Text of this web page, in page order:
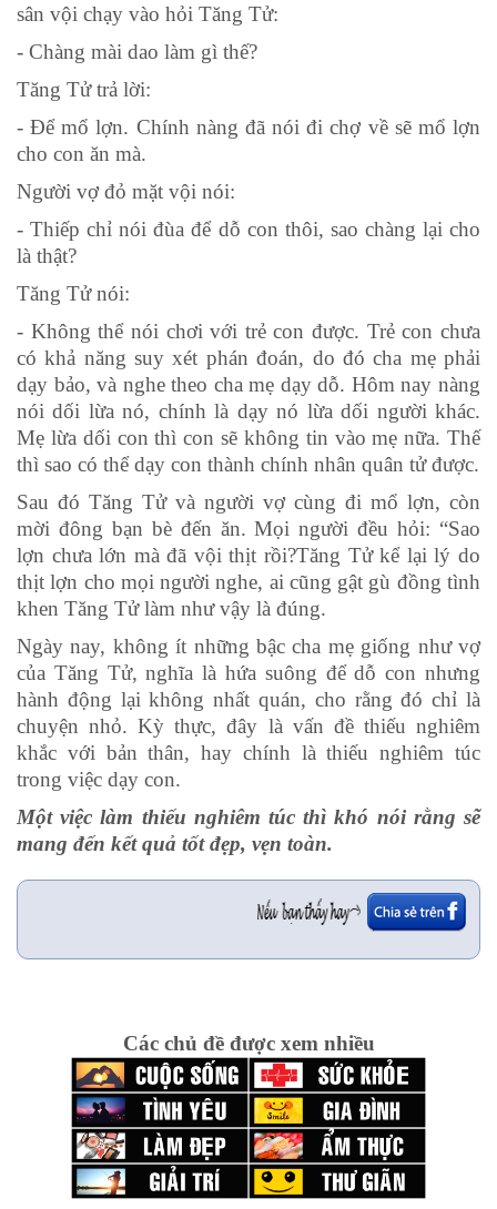
sân vội chạy vào hỏi Tăng Tử:
- Chàng mài dao làm gì thế?
Tăng Tử trả lời:
- Để mổ lợn. Chính nàng đã nói đi chợ về sẽ mổ lợn
cho con ăn mà.
Người vợ đỏ mặt vội nói:
- Thiếp chỉ nói đùa để dỗ con thôi, sao chàng lại cho
là thật?
Tăng Tử nói:
- Không thể nói chơi với trẻ con được. Trẻ con chưa
có khả năng suy xét phán đoán, do đó cha mẹ phải
dạy bảo, và nghe theo cha mẹ dạy dỗ. Hôm nay nàng
nói dối lừa nó, chính là dạy nó lừa dối người khác.
Mẹ lừa dối con thì con sẽ không tin vào mẹ nữa. Thế
thì sao có thể dạy con thành chính nhân quân tử được.
Sau đó Tăng Tử và người vợ cùng đi mổ lợn, còn
mời đông bạn bè đến ăn. Mọi người đều hỏi: “Sao
lợn chưa lớn mà đã vội thịt rồi?Tăng Tử kể lại lý do
thịt lợn cho mọi người nghe, ai cũng gật gù đồng tình
khen Tăng Tử làm như vậy là đúng.
Ngày nay, không ít những bậc cha mẹ giống như vợ
của Tăng Tử, nghĩa là hứa suông để dỗ con nhưng
hành động lại không nhất quán, cho rằng đó chỉ là
chuyện nhỏ. Kỳ thực, đây là vấn đề thiếu nghiêm
khắc với bản thân, hay chính là thiếu nghiêm túc
trong việc dạy con.
Một việc làm thiếu nghiêm túc thì khó nói rằng sẽ
mang đến kết quả tốt đẹp, vẹn toàn.
Các chủ đề được xem nhiều